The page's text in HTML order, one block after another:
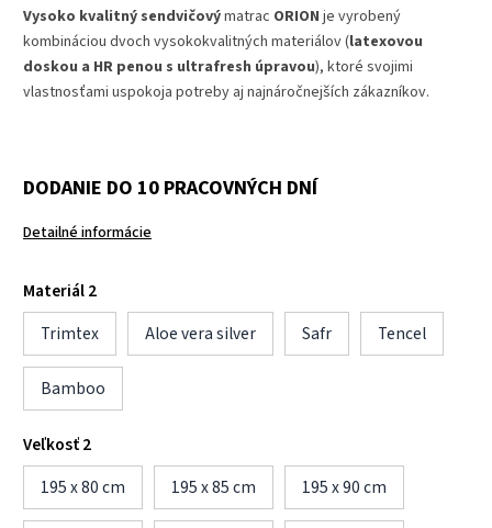
Vysoko kvalitný sendvičovýmatrac ORION je vyrobený
kombináciou dvoch vysokokvalitných materiálov (latexovou
doskou a HR penou s ultrafresh úpravou), ktoré svojimi
vlastnosťami uspokoja potreby aj najnáročnejších zákazníkov.
DODANIE DO 10 PRACOVNÝCH DNÍ
Detailné informácie
Materiál 2
Trimtex
Aloe vera silver Safr Tencel
Bamboo
Veľkosť 2
195 x 80 cm
195 x 85 cm 195 x 90 cm